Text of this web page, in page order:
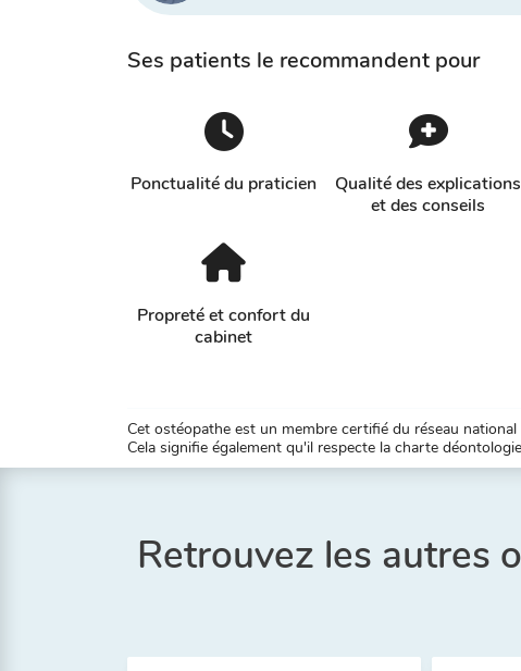
Ses patients le recommandent pour
Ponctualité du praticien
Qualité des explications
et des conseils
Propreté et confort du
cabinet
Cet ostéopathe est un membre certifié du réseau
Cela signifie également qu'il respecte la charte
Retrouvez les autres